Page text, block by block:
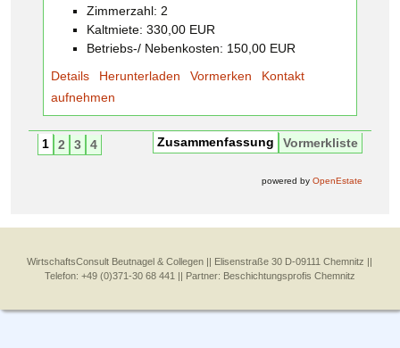
Zimmerzahl: 2
Kaltmiete: 330,00 EUR
Betriebs-/ Nebenkosten: 150,00 EUR
Details
Herunterladen Vormerken
Kontakt
aufnehmen
1 2 3 4 Vormerkliste
Zusammenfassung
powered by OpenEstate
WirtschaftsConsult Beutnagel & Collegen || Elisenstraße 30 D-09111 Chemnitz ||
Telefon: +49 (0)371-30 68 441 || Partner: Beschichtungsprofis Chemnitz